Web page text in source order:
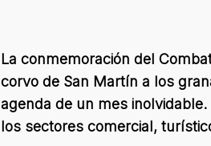
La conmemoración del
corvo de San Martín a los
agenda de un mes
los sectores comercial,